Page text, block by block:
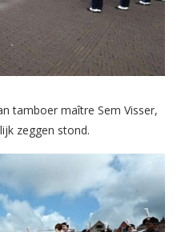
tamboer maître Sem Visser,
zeggen stond.